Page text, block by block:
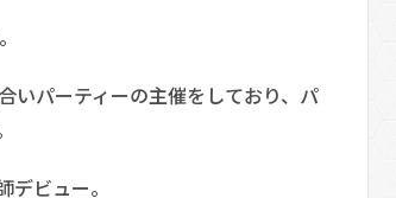
いパーティーの主催をしており、パ
ビュー。